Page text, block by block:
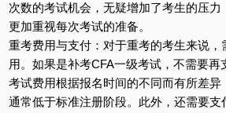
次数的考试机会，无疑增加了考生的压力
更加重视每次考试的准备。
重考费用与支付：对于重考的考生来说，
用。如果是补考CFA一级考试，不需要再
考试费用根据报名时间的不同而有所差异
通常低于标准注册阶段。此外，还需要支